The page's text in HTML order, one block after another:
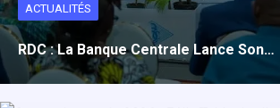
ACTUALITÉS
RDC : La Banque Centrale Lance Son…